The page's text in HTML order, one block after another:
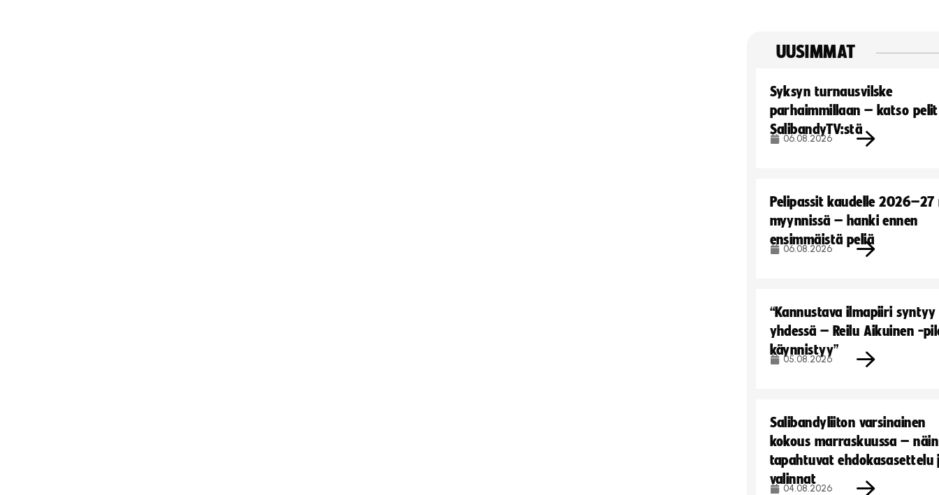
UUSIMMAT
Syksyn turnausvilske
parhaimmillaan – katso pelit
SalibandyTV:stä
06.08.2026
Pelipassit kaudelle
myynnissä – hanki ennen
ensimmäistä peliä
06.08.2026
“Kannustava ilmapiiri syntyy
yhdessä – Reilu Aikuinen -
käynnistyy”
05.08.2026
Salibandyliiton varsinainen
kokous marraskuussa – näin
tapahtuvat ehdokasasettelu
valinnat
04.08.2026